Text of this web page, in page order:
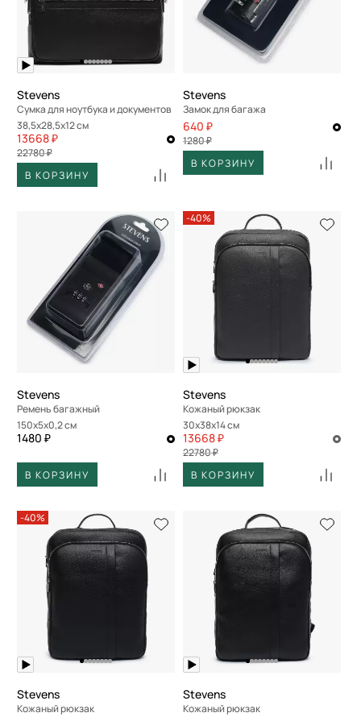
Stevens
Сумка для ноутбука и документов
38,5x28,5x12 см
13668 ₽
22780 ₽
В КОРЗИНУ
Stevens
Замок для багажа
640 ₽
1280 ₽
В КОРЗИНУ
Stevens
Ремень багажный
150x5x0,2 см
1480 ₽
В КОРЗИНУ
-40%
Stevens
Кожаный рюкзак
30x38x14 см
13668 ₽
22780 ₽
В КОРЗИНУ
-40%
Stevens
Кожаный рюкзак
Stevens
Кожаный рюкзак